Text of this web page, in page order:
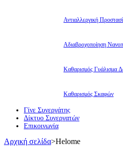
Αντιαλλεργική
Αδιαβροχοποίηση
Καθαρισμός Γυάλισμα
Καθαρισμός Σκαφών
Γίνε Συνεργάτης
Δίκτυο Συνεργατών
Επικοινωνία
Αρχική σελίδα>Helome